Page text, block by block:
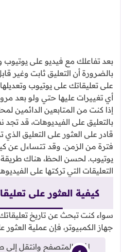
بعد تفاعلك مع فيديو على يوتيوب
بالضرورة أن التعليق ثابت وغير
على تعليقاتك على يوتيوب
أي تغييرات عليها حتي ولو بعد
إذا كنت من المتابعين الدائمين
بالتعليق على الفيديوهات، قد
قادر على العثور على التعليق
فترة من الزمن. وقد تتساءل عن
يوتيوب. لحسن الحظ، هناك
التعليقات التي تركتها على
كيفية العثور على
سواء كنت تبحث عن تاريخ
جهاز الكمبيوتر، فإن عملية
افتح المتصفح وانتقل